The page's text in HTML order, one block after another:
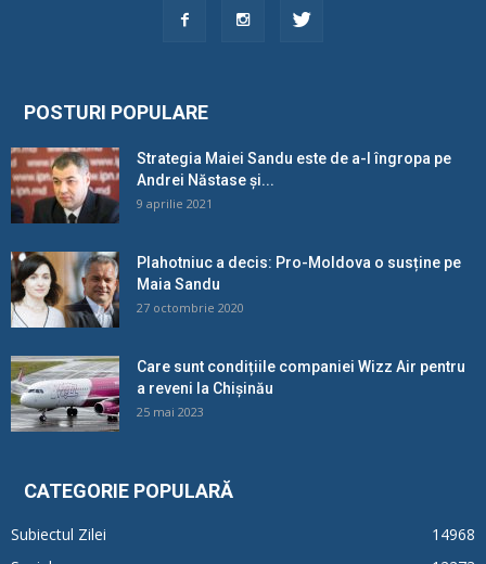
POSTURI POPULARE
Strategia Maiei Sandu este de a-l îngropa pe
Andrei Năstase și...
9 aprilie 2021
Plahotniuc a decis: Pro-Moldova o susține pe
Maia Sandu
27 octombrie 2020
Care sunt condițiile companiei Wizz Air pentru
a reveni la Chișinău
25 mai 2023
CATEGORIE POPULARĂ
Subiectul Zilei
14968